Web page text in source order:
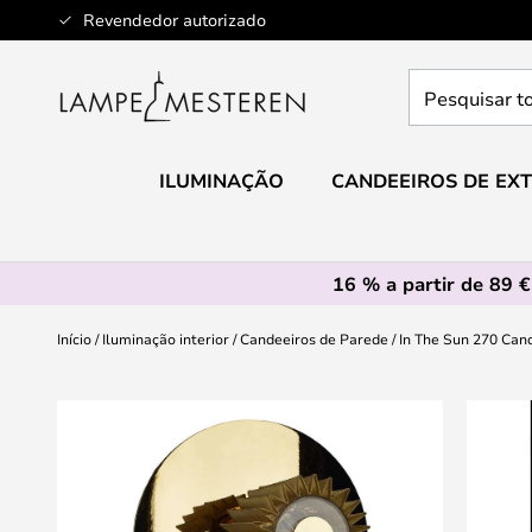
Revendedor autorizado
Ir
para
Conteúdo
toda
loja
ILUMINAÇÃO CANDEEIROS DE
16 % a partir de 89 €
Início Iluminação interior Candeeiros de Parede In The Sun 270